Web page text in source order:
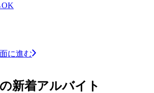
OK
に進む
新着アルバイト